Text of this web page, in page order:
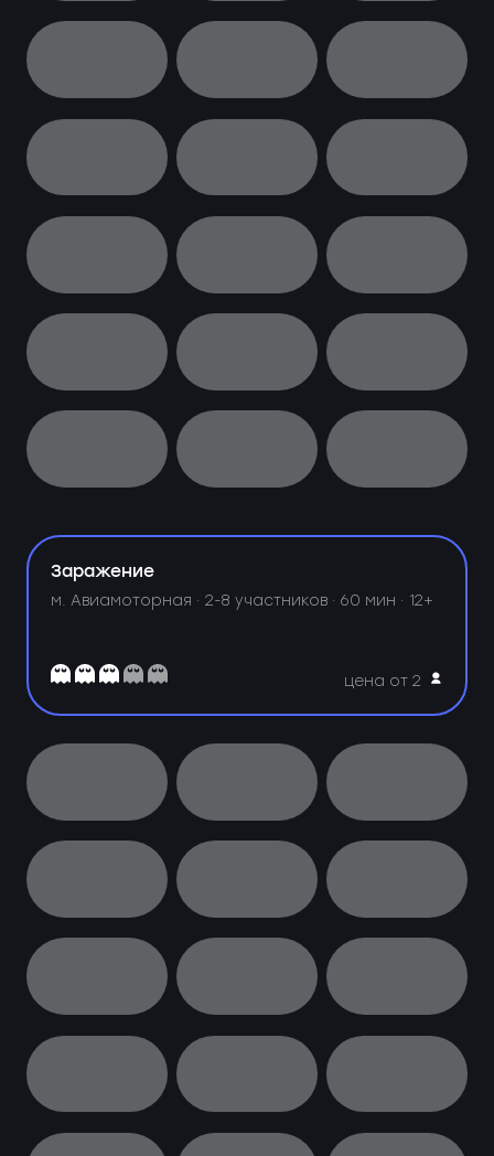
Заражение
м. Авиамоторная ·2-8 участников · 60 мин · 12+
цена от 2